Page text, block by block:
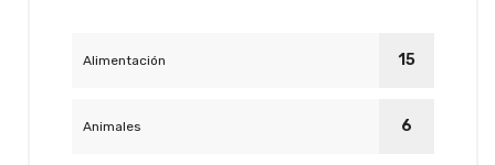
Alimentación 15
Animales 6